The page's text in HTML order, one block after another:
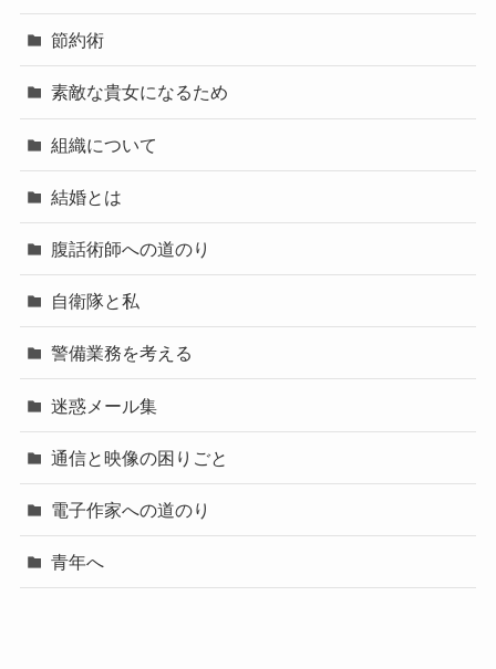
節約術
素敵な貴女になるため
組織について
結婚とは
腹話術師への道のり
自衛隊と私
警備業務を考える
迷惑メール集
通信と映像の困りごと
電子作家への道のり
青年へ